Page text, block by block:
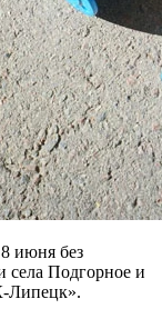
июня без
села Подгорное и
Липецк».